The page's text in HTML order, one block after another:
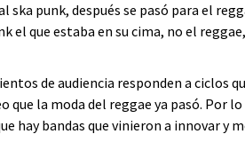
ska punk, después se pasó para el
el que estaba en su cima, no el
de audiencia responden a ciclos
que la moda del reggae ya pasó. Por
hay bandas que vinieron a innovar y